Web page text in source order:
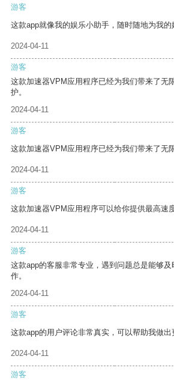
游客
这款app就像我的娱乐小助手，随时随地为我的
2024-04-11
游客
这款加速器VPM应用程序已经为我们带来了无
护。
2024-04-11
游客
这款加速器VPM应用程序已经为我们带来了无
2024-04-11
游客
这款加速器VPM应用程序可以给你提供最高速
2024-04-11
游客
这款app的客服非常专业，遇到问题总是能够
作。
2024-04-11
游客
这款app的用户评论非常真实，可以帮助我做出
2024-04-11
游客